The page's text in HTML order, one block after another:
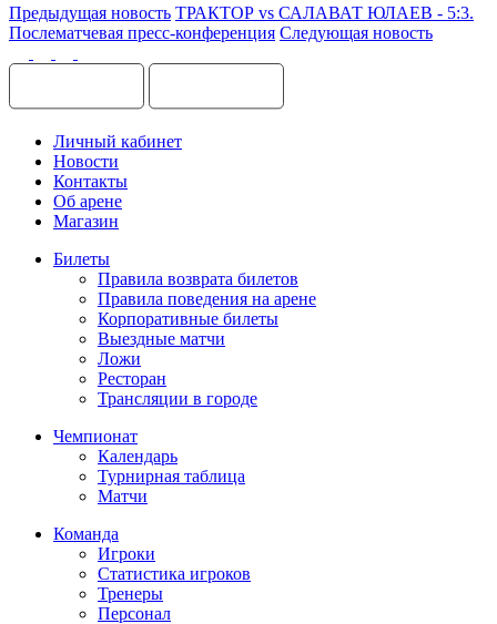
Предыдущая новость ТРАКТОР vs САЛАВАТ ЮЛАЕВ - 5:3.
Послематчевая пресс-конференция Следующая новость
Личный кабинет
Новости
Контакты
Об арене
Магазин
Билеты
Правила возврата билетов
Правила поведения на арене
Корпоративные билеты
Выездные матчи
Ложи
Ресторан
Трансляции в городе
Чемпионат
Календарь
Турнирная таблица
Матчи
Команда
Игроки
Статистика игроков
Тренеры
Персонал